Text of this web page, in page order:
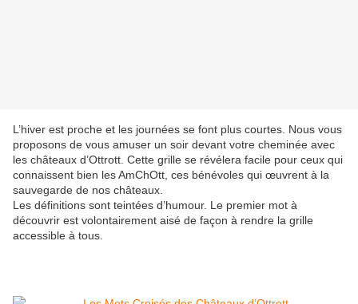
L’hiver est proche et les journées se font plus courtes. Nous vous
proposons de vous amuser un soir devant votre cheminée avec
les châteaux d’Ottrott. Cette grille se révélera facile pour ceux qui
connaissent bien les AmChOtt, ces bénévoles qui œuvrent à la
sauvegarde de nos châteaux.
Les définitions sont teintées d’humour. Le premier mot à
découvrir est volontairement aisé de façon à rendre la grille
accessible à tous.